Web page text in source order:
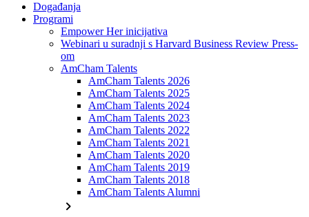
Događanja
Programi
Empower Her inicijativa
Webinari u suradnji s Harvard Business Review Press-
om
AmCham Talents
AmCham Talents 2026
AmCham Talents 2025
AmCham Talents 2024
AmCham Talents 2023
AmCham Talents 2022
AmCham Talents 2021
AmCham Talents 2020
AmCham Talents 2019
AmCham Talents 2018
AmCham Talents Alumni
chevron_right